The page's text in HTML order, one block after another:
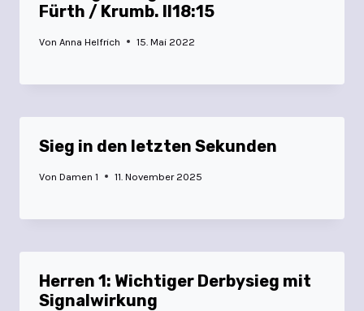
Fürth / Krumb. II18:15
Von Anna Helfrich 15. Mai 2022
Sieg in den letzten Sekunden
Von Damen 1 11. November 2025
Herren 1: Wichtiger Derbysieg mit
Signalwirkung